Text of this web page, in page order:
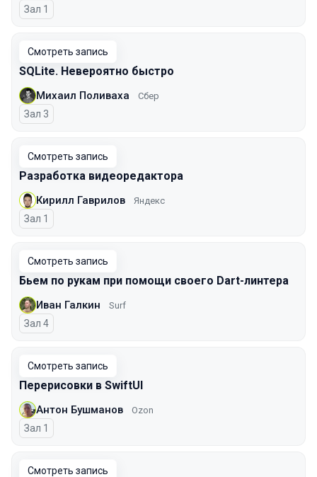
Зал 1
Смотреть запись
SQLite. Невероятно быстро
Михаил Поливаха Сбер
Зал 3
Смотреть запись
Разработка видеоредактора
Кирилл Гаврилов Яндекс
Зал 1
Смотреть запись
Бьем по рукам при помощи своего Dart-линтера
Иван Галкин Surf
Зал 4
Смотреть запись
Перерисовки в SwiftUI
Антон Бушманов Ozon
Зал 1
Смотреть запись